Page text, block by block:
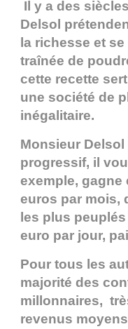
Il y a des
Delsol
la richesse et
traînée de
cette recette
une société de
inégalitaire.
Monsieur
progressif, il
exemple,
euros par mois,
les plus
euro par jour,
Pour tous les
majorité des
millonnaires,
revenus